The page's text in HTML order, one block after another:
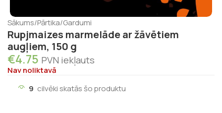
Sākums/Pārtika/Gardumi
Rupjmaizes marmelāde ar žāvētiem
augļiem, 150 g
€4.75 PVN iekļauts
Nav noliktavā
9 cilvēki skatās šo produktu